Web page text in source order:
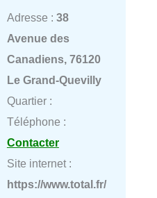
Adresse : 38
Avenue des
Canadiens, 76120
Le Grand-Quevilly
Quartier :
Téléphone :
Contacter
Site internet :
https://www.total.fr/